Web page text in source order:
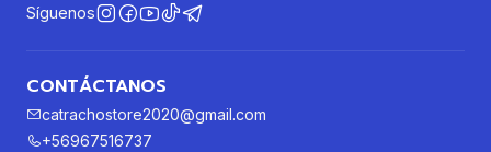
Síguenos
CONTÁCTANOS
catrachostore2020@gmail.com
+56967516737